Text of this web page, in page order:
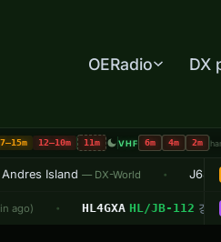
OERadio DX
12–10m 11m VHF 6m 4m 2m
Island— DX-World • J68TT –
HI8UD → HI8CQ 14074.0 "FT8 25th
↓ 08:07 · Max 25° • SO-50
HL4GXA HL/JB-112 강천산
N0MHL US-8174 Lewis and Clark
BOS-ARSA